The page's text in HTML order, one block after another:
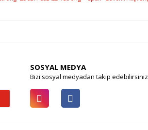
SOSYAL MEDYA
Bizi sosyal medyadan takip edebilirsiniz